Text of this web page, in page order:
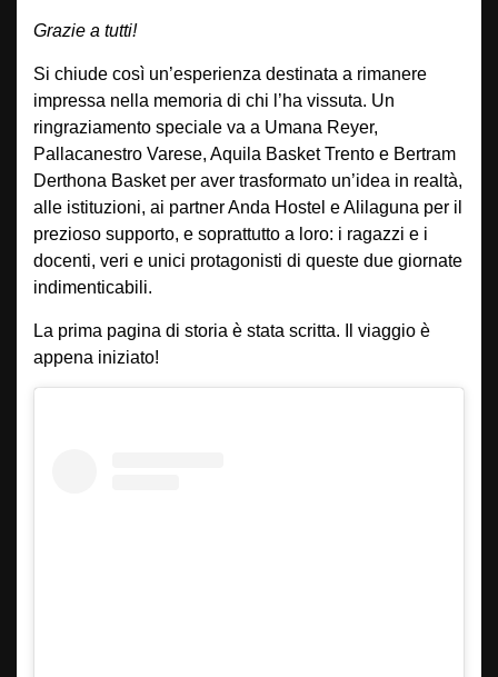
Grazie a tutti!
Si chiude così un’esperienza destinata a rimanere
impressa nella memoria di chi l’ha vissuta. Un
ringraziamento speciale va a Umana Reyer,
Pallacanestro Varese, Aquila Basket Trento e Bertram
Derthona Basket per aver trasformato un’idea in realtà,
alle istituzioni, ai partner Anda Hostel e Alilaguna per il
prezioso supporto, e soprattutto a loro: i ragazzi e i
docenti, veri e unici protagonisti di queste due giornate
indimenticabili.
La prima pagina di storia è stata scritta. Il viaggio è
appena iniziato!